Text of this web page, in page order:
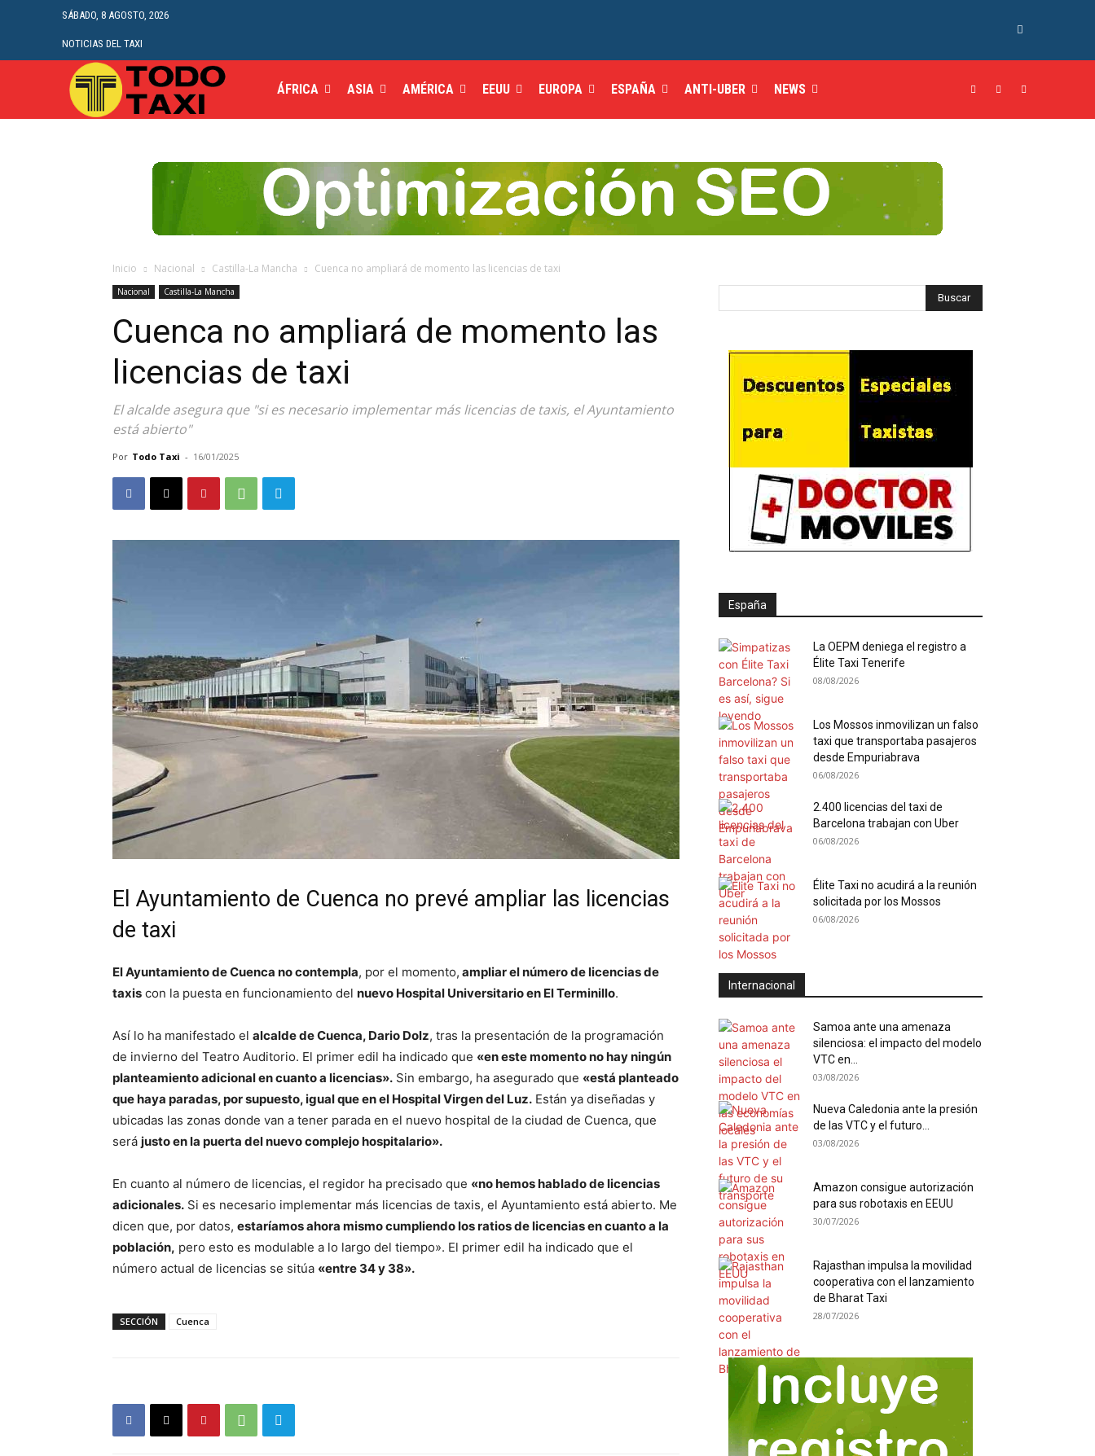
SÁBADO, 8 AGOSTO, 2026
NOTICIAS DEL TAXI
ÁFRICA ASIA AMÉRICA EEUU EUROPA ESPAÑA ANTI-UBER NEWS
Inicio Nacional Castilla-La Mancha Cuenca no ampliará de momento las licencias de taxi
Nacional Castilla-La Mancha
Cuenca no ampliará de momento las
licencias de taxi
El alcalde asegura que "si es necesario implementar más licencias de taxis, el Ayuntamiento
está abierto"
Por Todo Taxi - 16/01/2025
El Ayuntamiento de Cuenca no prevé ampliar las licencias
de taxi
El Ayuntamiento de Cuenca no contempla, por el momento, ampliar el número de licencias de
taxis con la puesta en funcionamiento del nuevo Hospital Universitario en El Terminillo.
Así lo ha manifestado el alcalde de Cuenca, Dario Dolz, tras la presentación de la programación
de invierno del Teatro Auditorio. El primer edil ha indicado que «en este momento no hay ningún
planteamiento adicional en cuanto a licencias». Sin embargo, ha asegurado que «está planteado
que haya paradas, por supuesto, igual que en el Hospital Virgen del Luz. Están ya diseñadas y
ubicadas las zonas donde van a tener parada en el nuevo hospital de la ciudad de Cuenca, que
será justo en la puerta del nuevo complejo hospitalario».
En cuanto al número de licencias, el regidor ha precisado que «no hemos hablado de licencias
adicionales. Si es necesario implementar más licencias de taxis, el Ayuntamiento está abierto. Me
dicen que, por datos, estaríamos ahora mismo cumpliendo los ratios de licencias en cuanto a la
población, pero esto es modulable a lo largo del tiempo». El primer edil ha indicado que el
número actual de licencias se sitúa «entre 34 y 38».
SECCIÓN Cuenca
España
La OEPM deniega el registro a
Élite Taxi Tenerife
08/08/2026
Los Mossos inmovilizan un falso
taxi que transportaba pasajeros
desde Empuriabrava
06/08/2026
2.400 licencias del taxi de
Barcelona trabajan con Uber
06/08/2026
Élite Taxi no acudirá a la reunión
solicitada por los Mossos
06/08/2026
Internacional
Samoa ante una amenaza
silenciosa: el impacto del modelo
VTC en...
03/08/2026
Nueva Caledonia ante la presión
de las VTC y el futuro...
03/08/2026
Amazon consigue autorización
para sus robotaxis en EEUU
30/07/2026
Rajasthan impulsa la movilidad
cooperativa con el lanzamiento
de Bharat Taxi
28/07/2026